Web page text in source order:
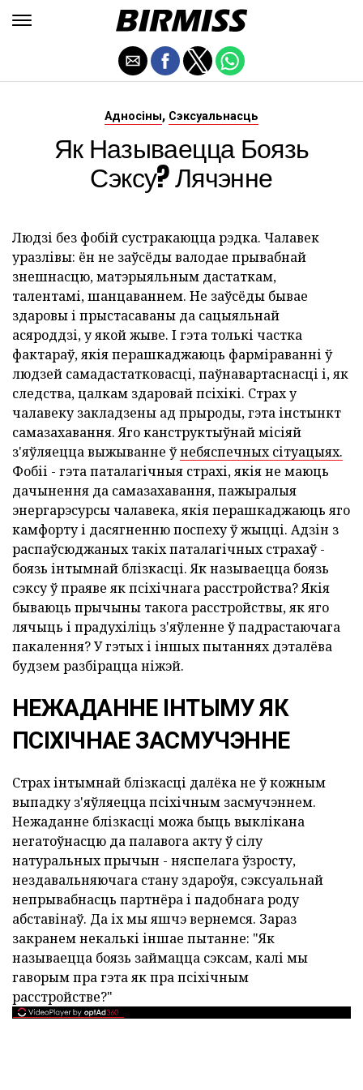
Адносіны, Сэксуальнасць
Як Называецца Боязь
Сэксу? Лячэнне
Людзі без фобій сустракаюцца рэдка. Чалавек
уразлівы: ён не заўсёды валодае прывабнай
знешнасцю, матэрыяльным дастаткам,
талентамі, шанцаваннем. Не заўсёды бывае
здаровы і прыстасаваны да сацыяльнай
асяроддзі, у якой жыве. І гэта толькі частка
фактараў, якія перашкаджаюць фарміраванні ў
людзей самадастатковасці, паўнавартаснасці і, як
следства, цалкам здаровай псіхікі. Страх у
чалавеку закладзены ад прыроды, гэта інстынкт
самазахавання. Яго канструктыўнай місіяй
з'яўляецца выжыванне ўнебяспечных сітуацыях.
Фобіі - гэта паталагічныя страхі, якія не маюць
дачынення да самазахавання, пажыралыя
энергарэсурсы чалавека, якія перашкаджаюць яго
камфорту і дасягненню поспеху ў жыцці. Адзін з
распаўсюджаных такіх паталагічных страхаў -
боязь інтымнай блізкасці. Як называецца боязь
сэксу ў праяве як псіхічнага расстройства? Якія
бываюць прычыны такога расстройствы, як яго
лячыць і прадухіліць з'яўленне ў падрастаючага
пакалення? У гэтых і іншых пытаннях дэталёва
будзем разбірацца ніжэй.
НЕЖАДАННЕ ІНТЫМУ ЯК
ПСІХІЧНАЕ ЗАСМУЧЭННЕ
Страх інтымнай блізкасці далёка не ў кожным
выпадку з'яўляецца псіхічным засмучэннем.
Нежаданне блізкасці можа быць выклікана
негатоўнасцю да палавога акту ў сілу
натуральных прычын - няспелага ўзросту,
нездавальняючага стану здароўя, сэксуальнай
непрывабнасць партнёра і падобнага роду
абставінаў. Да іх мы яшчэ вернемся. Зараз
закранем некалькі іншае пытанне: "Як
называецца боязь займацца сэксам, калі мы
гаворым пра гэта як пра псіхічным
расстройстве?"